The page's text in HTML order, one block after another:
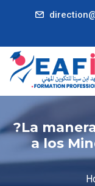
?La
a los